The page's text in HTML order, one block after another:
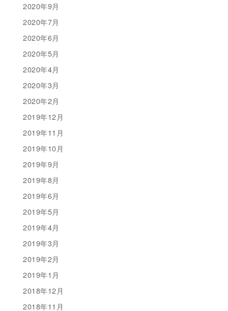
2020年9月
2020年7月
2020年6月
2020年5月
2020年4月
2020年3月
2020年2月
2019年12月
2019年11月
2019年10月
2019年9月
2019年8月
2019年6月
2019年5月
2019年4月
2019年3月
2019年2月
2019年1月
2018年12月
2018年11月